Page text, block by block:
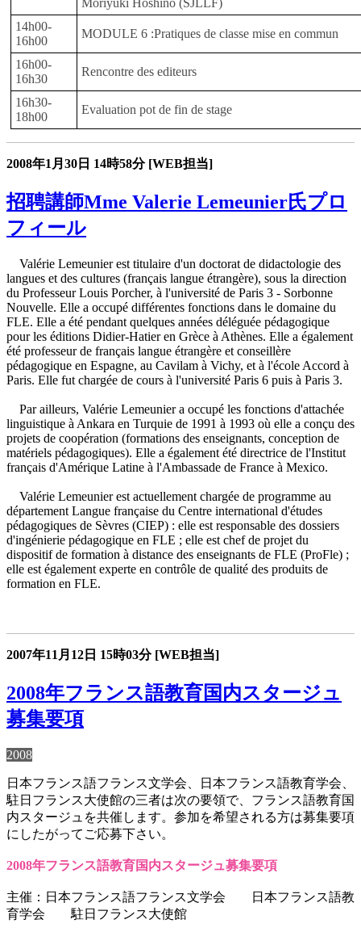
Moriyuki Hoshino (SJLLF)
14h00-
16h00
MODULE 6 :Pratiques de classe mise en commun
16h00-
16h30
Rencontre des editeurs
16h30-
18h00
Evaluation pot de fin de stage
2008年1月30日 14時58分 [WEB担当]
招聘講師Mme Valerie Lemeunier氏プロ
フィール
Valérie Lemeunier est titulaire d'un doctorat de didactologie des
langues et des cultures (français langue étrangère), sous la direction
du Professeur Louis Porcher, à l'université de Paris 3 - Sorbonne
Nouvelle. Elle a occupé différentes fonctions dans le domaine du
FLE. Elle a été pendant quelques années déléguée pédagogique
pour les éditions Didier-Hatier en Grèce à Athènes. Elle a également
été professeur de français langue étrangère et conseillère
pédagogique en Espagne, au Cavilam à Vichy, et à l'école Accord à
Paris. Elle fut chargée de cours à l'université Paris 6 puis à Paris 3.
Par ailleurs, Valérie Lemeunier a occupé les fonctions d'attachée
linguistique à Ankara en Turquie de 1991 à 1993 où elle a conçu des
projets de coopération (formations des enseignants, conception de
matériels pédagogiques). Elle a également été directrice de l'Institut
français d'Amérique Latine à l'Ambassade de France à Mexico.
Valérie Lemeunier est actuellement chargée de programme au
département Langue française du Centre international d'études
pédagogiques de Sèvres (CIEP) : elle est responsable des dossiers
d'ingénierie pédagogique en FLE ; elle est chef de projet du
dispositif de formation à distance des enseignants de FLE (ProFle) ;
elle est également experte en contrôle de qualité des produits de
formation en FLE.
2007年11月12日 15時03分 [WEB担当]
2008年フランス語教育国内スタージュ
募集要項
2008
日本フランス語フランス文学会、日本フランス語教育学会、
駐日フランス大使館の三者は次の要領で、フランス語教育国
内スタージュを共催します。参加を希望される方は募集要項
にしたがってご応募下さい。
2008年フランス語教育国内スタージュ募集要項
主催：日本フランス語フランス文学会 日本フランス語教
育学会 駐日フランス大使館